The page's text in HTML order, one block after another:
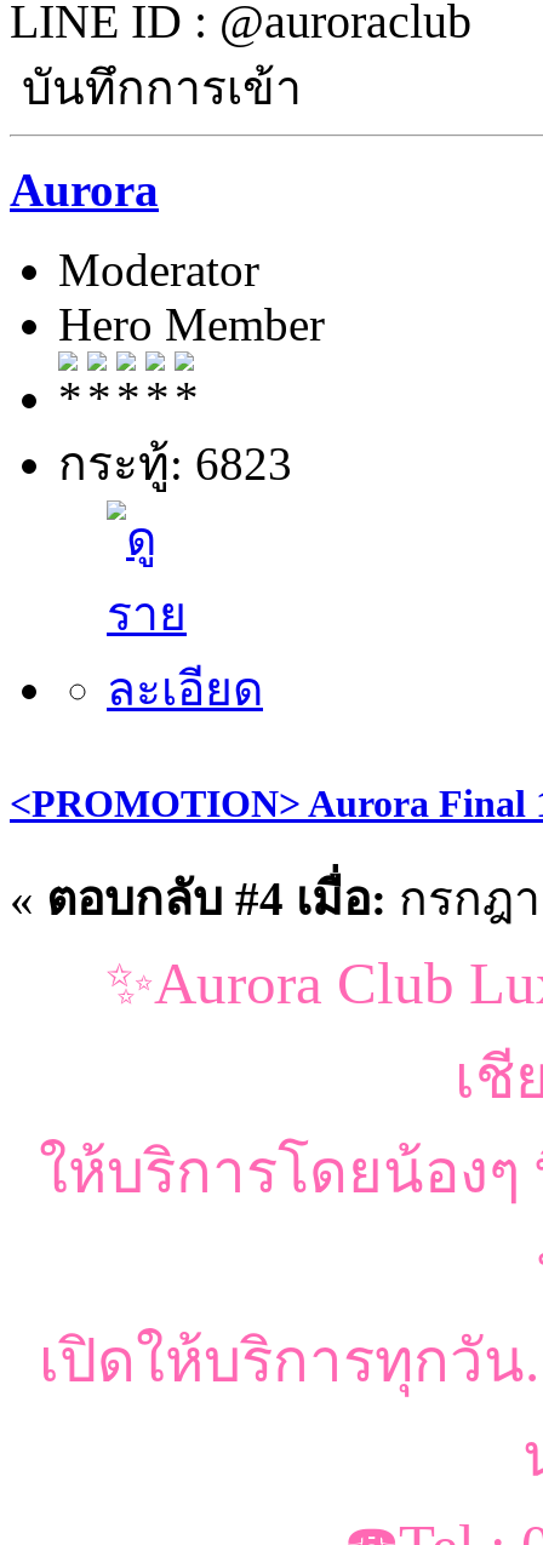
LINE ID : @auroraclub
บันทึกการเข้า
Aurora
Moderator
Hero Member
กระทู้: 6823
<PROMOTION> Aurora
« ตอบกลับ #4 เมื่อ: กรกฎ
✨Aurora Club
เชี
ให้บริการโดยน้อง
เปิดให้บริการทุกวัน